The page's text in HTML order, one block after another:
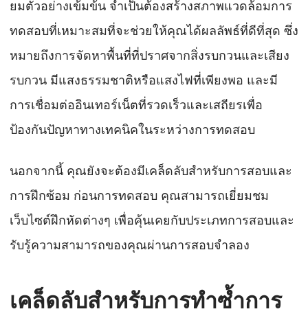
ยมตัวอย่างเข้มข้น จำเป็นต้องสร้างสภาพแวดล้อมการ
ทดสอบที่เหมาะสมที่จะช่วยให้คุณได้ผลลัพธ์ที่ดีที่สุด ซึ่ง
หมายถึงการจัดหาพื้นที่ที่ปราศจากสิ่งรบกวนและเสียง
รบกวน มีแสงธรรมชาติหรือแสงไฟที่เพียงพอ และมี
การเชื่อมต่ออินเทอร์เน็ตที่รวดเร็วและเสถียรเพื่อ
ป้องกันปัญหาทางเทคนิคในระหว่างการทดสอบ
นอกจากนี้ คุณยังจะต้องมีเคล็ดลับสำหรับการสอบและ
การฝึกซ้อม ก่อนการทดสอบ คุณสามารถเยี่ยมชม
เว็บไซต์ฝึกหัดต่างๆ เพื่อคุ้นเคยกับประเภทการสอบและ
รับรู้ความสามารถของคุณผ่านการสอบจำลอง
เคล็ดลับสำหรับการทำซ้ำการ